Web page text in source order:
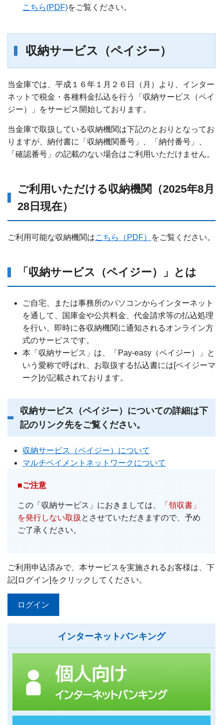
ATM/支店情報
各種手数料
お問い合わせ
こちら(PDF)をご覧ください。
収納サービス（ペイジー）
当金庫では、平成１６年１月２６日（月）より、インター
ネットで税金・各種料金払込を行う「収納サービス（ペイ
ジー）」をサービス開始しております。
当金庫で取扱している収納機関は下記のとおりとなってお
りますが、納付書に「収納機関番号」、「納付番号」、
「確認番号」の記載のない場合はご利用いただけません。
ご利用いただける収納機関（2025年8月
28日現在）
ご利用可能な収納機関はこちら（PDF） をご覧ください。
「収納サービス（ペイジー）」とは
ご自宅、または事務所のパソコンからインターネット
を通して、国庫金や公共料金、代金請求等の払込処理
を行い、即時に各収納機関に通知されるオンライン方
式のサービスです。
本「収納サービス」は、「Pay-easy（ペイジー）」と
いう愛称で呼ばれ、お取扱する払込書には[ペイジーマ
ーク]が記載されております。
収納サービス（ペイジー）についての詳細は下
記のリンク先をご覧ください。
収納サービス（ペイジー）について
マルチペイメントネットワークについて
■ご注意
この「収納サービス」におきましては、「領収書」
を発行しない取扱とさせていただきますので、予め
ご了承ください。
ご利用申込済みで、本サービスを実施されるお客様は、下
記[ログイン]をクリックしてください。
ログイン
インターネットバンキング